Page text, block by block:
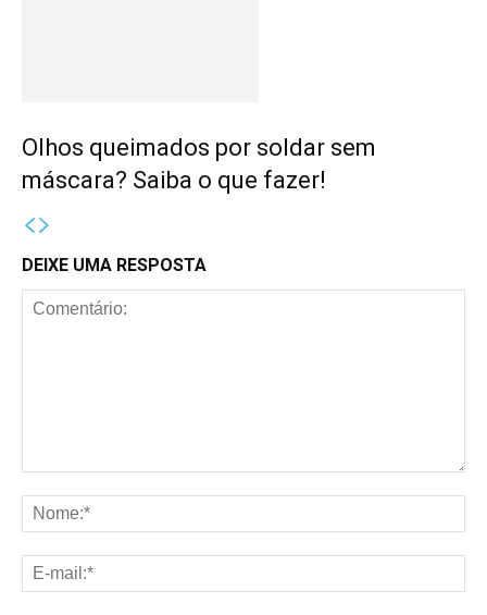
Olhos queimados por soldar sem
máscara? Saiba o que fazer!
DEIXE UMA RESPOSTA